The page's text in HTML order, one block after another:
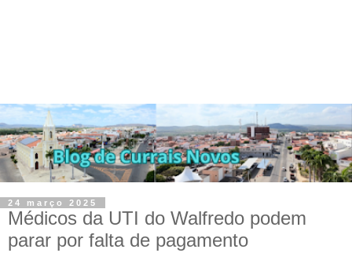
24 março 2025
Médicos da UTI do Walfredo podem
parar por falta de pagamento